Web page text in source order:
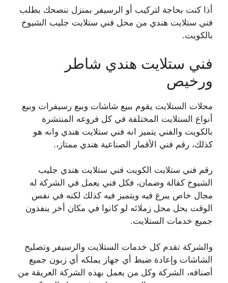
أذا كنت بحاجة لتركيب أو الرسيفر بمنزل ننصحك بطلب
فني ستلايت هندي من محل فني ستلايت جليب الشيوخ
بالكويت.
فني ستلايت هندي شاطر
ورخيص
محلات الستلايت يقوم ببيع شاشات وبيع رسيفرات وبيع
أنواع الستلايت المختلفة في كل فروعه المنتشرة
بالكويت والفني يتميز انه فني ستلايت هندي وانه هو
كذلك، رقم فني الأقمار الصناعية هندي ممتاز،.
رقم فني ستلايت الكويت فني ستلايت هندي جليب
الشيوخ كفالة وضمان، فكل فني يعمل في الشركة له
مجال خاص يبرع فيه ويتميز فيه كذلك لكنه في نفس
الوقت يحل محل زملائه لو كانوا في مكان أخر ينفذون
جميع خدمات الستلايت.
والشركة تقدم كل خدمات الستلايت والرسيفر وتصليح
الشاشات وإعادة ضبط أي جهاز يملكه أي زبون جميع
أصنافه، الشركة وكل من يعمل بهذه الشركة العريقة من